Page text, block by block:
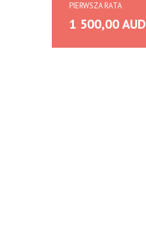
PIERWSZA RATA
1 500,00 AUD